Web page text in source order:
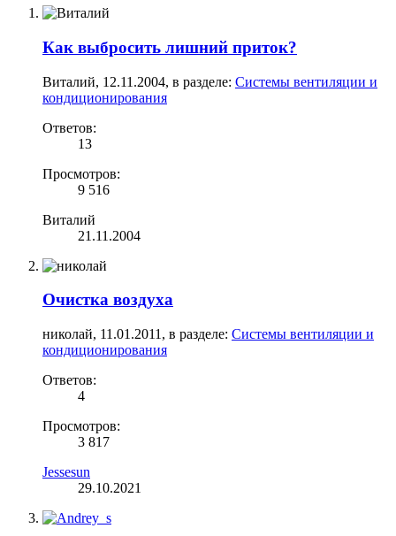
Как выбросить лишний приток?
Виталий, 12.11.2004, в разделе: Системы вентиляции и
кондиционирования
Ответов:
13
Просмотров:
9 516
Виталий
21.11.2004
Очистка воздуха
николай, 11.01.2011 , в разделе: Системы вентиляции и
кондиционирования
Ответов:
4
Просмотров:
3 817
Jessesun
29.10.2021